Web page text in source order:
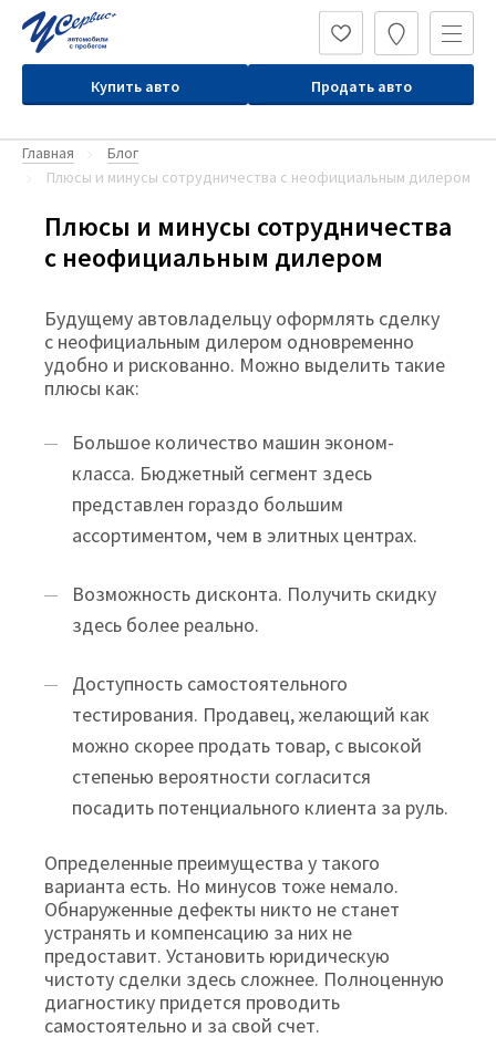
Купить авто Продать авто
Главная
Блог
Плюсы и минусы сотрудничества с неофициальным дилером
Плюсы и минусы сотрудничества
с неофициальным дилером
Будущему автовладельцу оформлять сделку
с неофициальным дилером одновременно
удобно и рискованно. Можно выделить такие
плюсы как:
Большое количество машин эконом-
класса. Бюджетный сегмент здесь
представлен гораздо большим
ассортиментом, чем в элитных центрах.
Возможность дисконта. Получить скидку
здесь более реально.
Доступность самостоятельного
тестирования. Продавец, желающий как
можно скорее продать товар, с высокой
степенью вероятности согласится
посадить потенциального клиента за руль.
Определенные преимущества у такого
варианта есть. Но минусов тоже немало.
Обнаруженные дефекты никто не станет
устранять и компенсацию за них не
предоставит. Установить юридическую
чистоту сделки здесь сложнее. Полноценную
диагностику придется проводить
самостоятельно и за свой счет.